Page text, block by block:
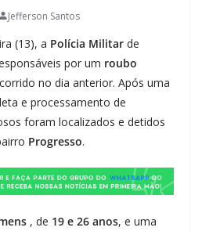
Jefferson Santos
(13), a Polícia Militar de
​​por um roubo
no dia anterior. Após uma
e processamento de
foram localizados e detidos
Progresso.
, de 19 e 26 anos, e uma